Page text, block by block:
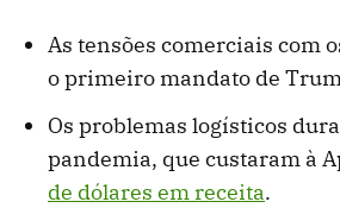
As tensões comerciais com
o primeiro mandato de
Os problemas logísticos
pandemia, que custaram à
de dólares em receita.